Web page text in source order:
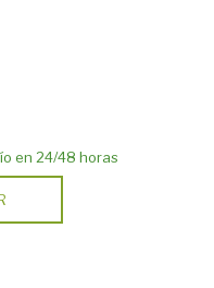
en 24/48 horas